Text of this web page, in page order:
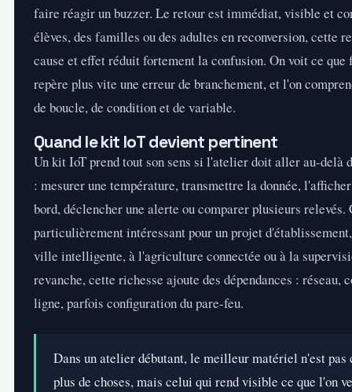
faire réagir un buzzer. Le retour est immédiat, visible et
élèves, des familles ou des adultes en reconversion, cette
cause et effet réduit fortement la confusion. On voit ce que
repère plus vite une erreur de branchement, et l'on
de boucle, de condition et de variable.
Quand le kit IoT devient pertinent
Un kit IoT prend tout son sens si l'atelier doit aller au-delà
: mesurer une température, transmettre la donnée,
bord, déclencher une alerte ou comparer plusieurs relevés.
particulièrement intéressant pour un projet
ville intelligente, à l'agriculture connectée ou à la
revanche, cette richesse ajoute des dépendances : réseau,
ligne, parfois configuration du pare-feu.
Dans un atelier débutant, le meilleur matériel n'est
plus de choses, mais celui qui rend visible ce que l'on